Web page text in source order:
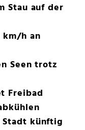
Stau auf der
h an
Seen trotz
Freibad
Stadt künftig